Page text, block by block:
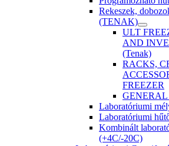
Rekeszek,
(TENAK)
ULT
AND
(Tenak)
RACKS,
FREEZER
GENERAL
Laboratóriumi
Laboratóriumi
Kombinált
(+4C/-20C)